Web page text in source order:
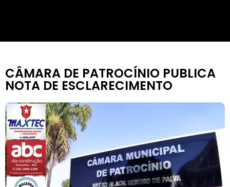
CÂMARA DE PATROCÍNIO PUBLICA
NOTA DE ESCLARECIMENTO